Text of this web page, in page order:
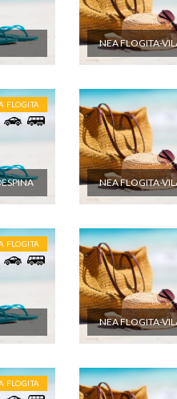
klima uređaja (cena na upit)
ostale usluge koje koristi
a naprave se u toku puta i u
NEA FLOGITA-
FLOGITA
NEA FLOGITA-
FLOGITA
NEA FLOGITA-
FLOGITA